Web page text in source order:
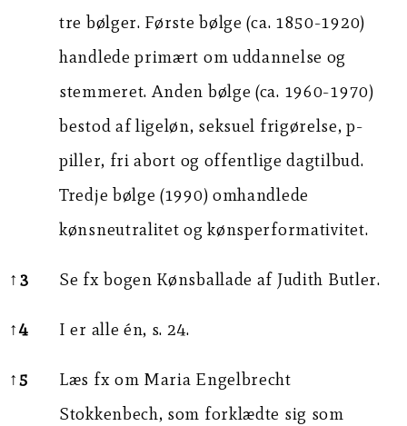
tre bølger. Første bølge (ca. 1850-1920)
handlede primært om uddannelse og
stemmeret. Anden bølge (ca. 1960-1970)
bestod af ligeløn, seksuel frigørelse, p-
piller, fri abort og offentlige dagtilbud.
Tredje bølge (1990) omhandlede
kønsneutralitet og kønsperformativitet.
↑ 3 Se fx bogen Kønsballade af Judith Butler.
↑4 I er alle én, s. 24.
↑5
Læs fx om Maria Engelbrecht
Stokkenbech, som forklædte sig som